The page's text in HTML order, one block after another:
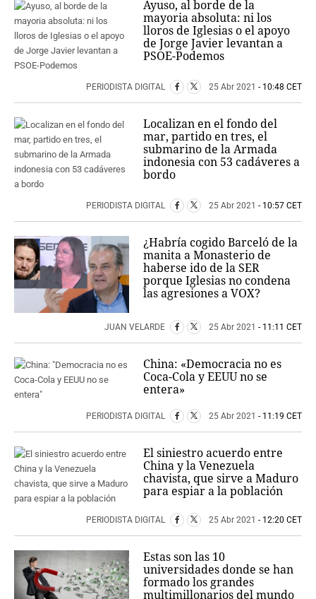
Ayuso, al borde de la
mayoria absoluta: ni los
lloros de Iglesias o el apoyo
de Jorge Javier levantan a
PSOE-Podemos
PERIODISTA DIGITAL 25 Abr 2021 - 10:48 CET
Localizan en el fondo del
mar, partido en tres, el
submarino de la Armada
indonesia con 53 cadáveres a
bordo
PERIODISTA DIGITAL 25 Abr 2021 - 10:57 CET
¿Habría cogido Barceló de la
manita a Monasterio de
haberse ido de la SER
porque Iglesias no condena
las agresiones a VOX?
JUAN VELARDE 25 Abr 2021 - 11:11 CET
China: «Democracia no es
Coca-Cola y EEUU no se
entera»
PERIODISTA DIGITAL 25 Abr 2021 - 11:19 CET
El siniestro acuerdo entre
China y la Venezuela
chavista, que sirve a Maduro
para espiar a la población
PERIODISTA DIGITAL 25 Abr 2021 - 12:20 CET
Estas son las 10
universidades donde se han
formado los grandes
multimillonarios del mundo